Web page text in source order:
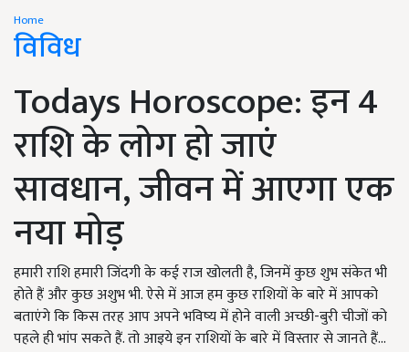
Home
विविध
Todays Horoscope: इन 4
राशि के लोग हो जाएं
सावधान, जीवन में आएगा एक
नया मोड़
हमारी राशि हमारी जिंदगी के कई राज खोलती है, जिनमें कुछ शुभ संकेत भी
होते हैं और कुछ अशुभ भी. ऐसे में आज हम कुछ राशियों के बारे में आपको
बताएंगे कि किस तरह आप अपने भविष्य में होने वाली अच्छी-बुरी चीजों को
पहले ही भांप सकते हैं. तो आइये इन राशियों के बारे में विस्तार से जानते हैं...